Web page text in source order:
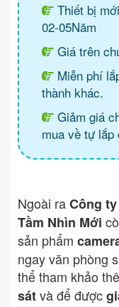
Thiết bị
02-05Năm
Giá trên
Miễn phí
thành khác.
Giảm giá
mua về tự lắp
Ngoài raCông ty
Tầm Nhìn Mới
sản phẩm
ngay văn phòng
thể tham khảo
sátvà để được